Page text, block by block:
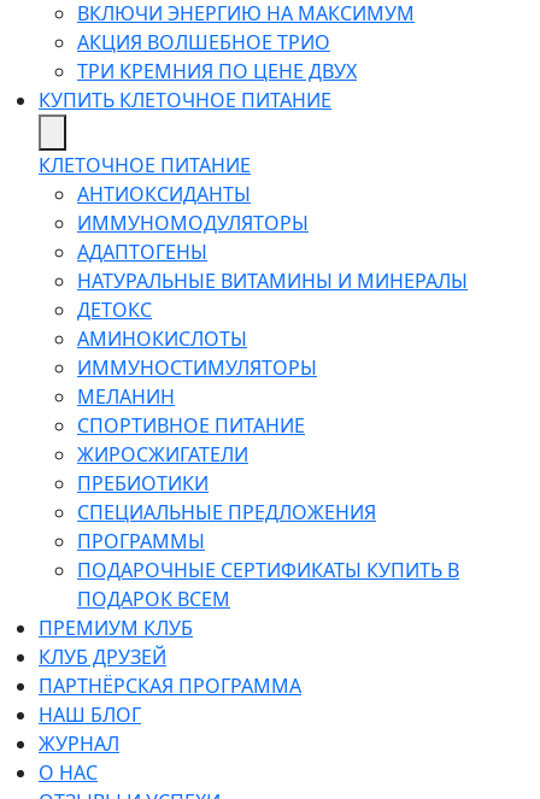
ВКЛЮЧИ ЭНЕРГИЮ НА МАКСИМУМ
АКЦИЯ ВОЛШЕБНОЕ ТРИО
ТРИ КРЕМНИЯ ПО ЦЕНЕ ДВУХ
КУПИТЬ КЛЕТОЧНОЕ ПИТАНИЕ
КЛЕТОЧНОЕ ПИТАНИЕ
АНТИОКСИДАНТЫ
ИММУНОМОДУЛЯТОРЫ
АДАПТОГЕНЫ
НАТУРАЛЬНЫЕ ВИТАМИНЫ И МИНЕРАЛЫ
ДЕТОКС
АМИНОКИСЛОТЫ
ИММУНОСТИМУЛЯТОРЫ
МЕЛАНИН
СПОРТИВНОЕ ПИТАНИЕ
ЖИРОСЖИГАТЕЛИ
ПРЕБИОТИКИ
СПЕЦИАЛЬНЫЕ ПРЕДЛОЖЕНИЯ
ПРОГРАММЫ
ПОДАРОЧНЫЕ СЕРТИФИКАТЫ КУПИТЬ В
ПОДАРОК ВСЕМ
ПРЕМИУМ КЛУБ
КЛУБ ДРУЗЕЙ
ПАРТНЁРСКАЯ ПРОГРАММА
НАШ БЛОГ
ЖУРНАЛ
О НАС